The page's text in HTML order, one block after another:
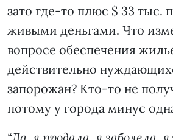
зато где-то плюс $ 33 тыс.
живыми деньгами. Что
вопросе обеспечения
действительно
запорожан? Кто-то не
потому у города минус